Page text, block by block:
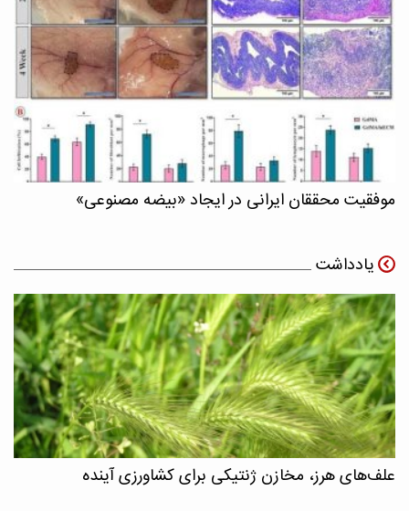
موفقیت محققان ایرانی در ایجاد «بیضه مصنوعی»
یادداشت
علف‌های هرز، مخازن ژنتیکی برای کشاورزی آینده